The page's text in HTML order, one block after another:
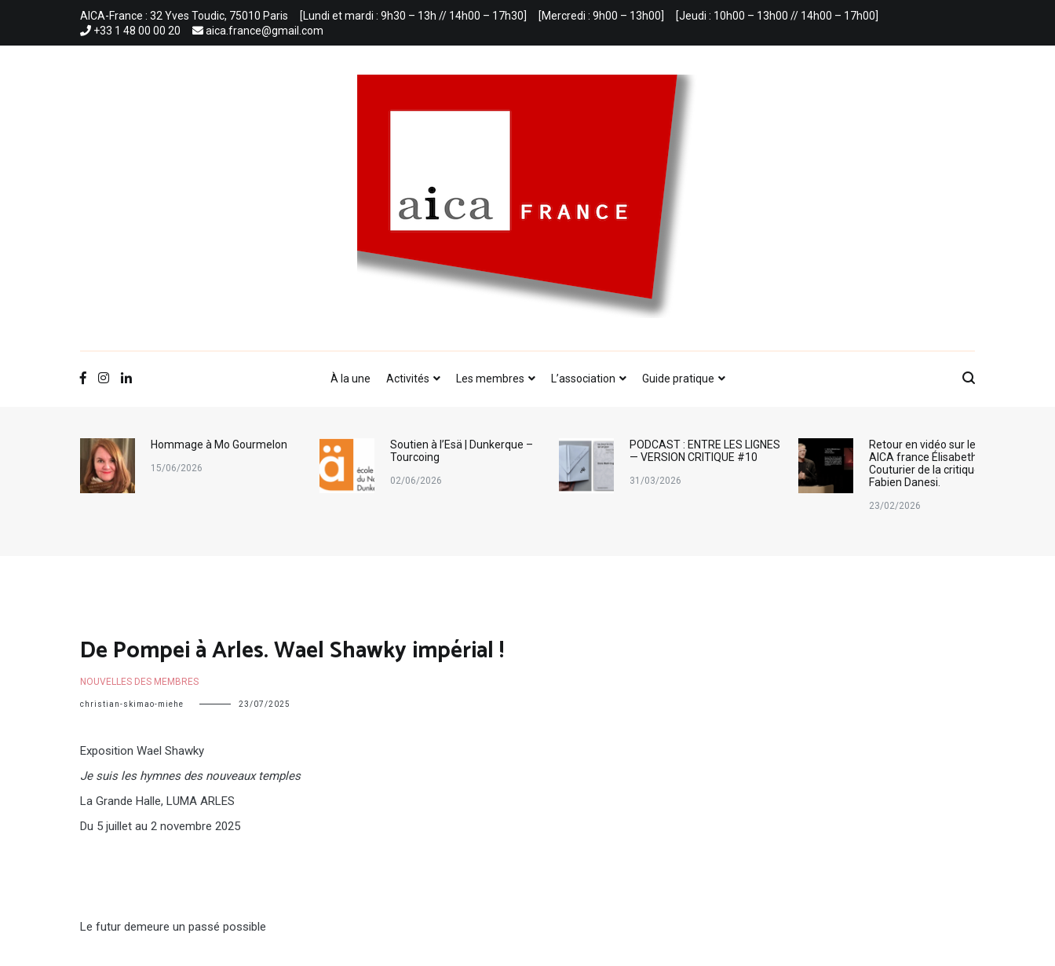
AICA-France : 32 Yves Toudic, 75010 Paris [Lundi et mardi : 9h30 – 13h // 14h00 – 17h30] [Mercredi : 9h00 – 13h00]
[Jeudi : 10h00 – 13h00 // 14h00 – 17h00]
+33 1 48 00 00 20
aica.france@gmail.com
À la une Activités Les membres L’association Guide pratique
Hommage à Mo Gourmelon
15/06/2026
Soutien à l’Esä | Dunkerque –
Tourcoing
02/06/2026
PODCAST : ENTRE LES LIGNES
— VERSION CRITIQUE #10
31/03/2026
Retour en vidéo sur le Prix
AICA france Élisabeth
Couturier de la critique d’art :
Fabien Danesi.
23/02/2026
De Pompei à Arles. Wael Shawky impérial !
NOUVELLES DES MEMBRES
christian-skimao-miehe 23/07/2025
Exposition Wael Shawky
Je suis les hymnes des nouveaux temples
La Grande Halle, LUMA ARLES
Du 5 juillet au 2 novembre 2025
Le futur demeure un passé possible